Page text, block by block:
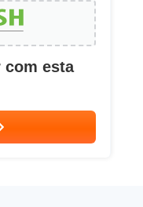
com esta